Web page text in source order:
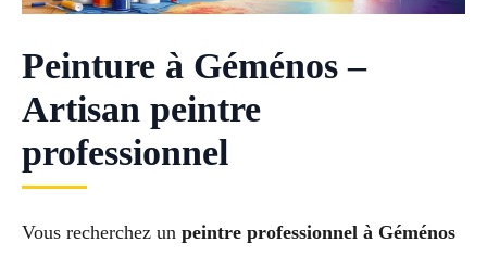
Peinture à Géménos –
Artisan peintre
professionnel
Vous recherchez un peintre professionnel à Géménos